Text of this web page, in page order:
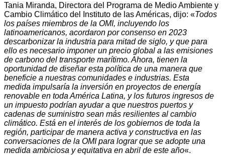
Tania Miranda, Directora del Programa de Medio Ambiente y
Cambio Climático del Instituto de las Américas, dijo: «Todos
los países miembros de la OMI, incluyendo los
latinoamericanos, acordaron por consenso en 2023
descarbonizar la industria para mitad de siglo, y que para
ello es necesario imponer un precio global a las emisiones
de carbono del transporte marítimo. Ahora, tienen la
oportunidad de diseñar esta política de una manera que
beneficie a nuestras comunidades e industrias. Esta
medida impulsaría la inversión en proyectos de energía
renovable en toda América Latina, y los futuros ingresos de
un impuesto podrían ayudar a que nuestros puertos y
cadenas de suministro sean más resilientes al cambio
climático. Está en el interés de los gobiernos de toda la
región, participar de manera activa y constructiva en las
conversaciones de la OMIpara lograr que se adopte una
medida ambiciosa y equitativa en abril de este año«.